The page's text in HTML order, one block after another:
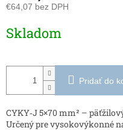
€64,07 bez DPH
cena:
Skladom
Pridať do
CYKY‑J 5×70 mm² –
Určený pre vysokovýkonné